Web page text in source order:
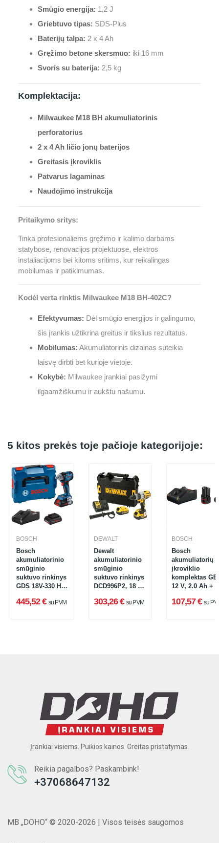
Smūgio energija: 1,2 J
Griebtuvo tipas: SDS-Plus
Baterijų talpa: 2 x 4 Ah
Gręžimo betone skersmuo: iki 16 mm
Svoris su baterija: 2,5 kg
Komplektacija:
Milwaukee M18 BH akumuliatorinis
perforatorius
2 x 4 Ah ličio jonų baterijos
Greitasis įkroviklis
Patvarus lagaminas
Naudojimo instrukcija
Pritaikymo sritys:
Tinka profesionaliems gręžimo ir kalimo darbams
statybose, renovacijos projektuose, elektros
instaliacijoms bei kitoms sritims, kur reikalingas
mobilumas ir patikimumas.
Kodėl verta rinktis Milwaukee M18 BH-402C?
Efektyvumas: Dėl smūgio energijos ir galingumo,
šis įrankis užtikrina greitus ir tikslius rezultatus.
Mobilumas: Akumuliatorinis dizainas suteikia
laisvę dirbti bet kurioje vietoje.
Kokybė: Milwaukee įrankiai pasižymi
ilgaamžiškumu ir aukštu našumu.
5 kitos prekės toje pačioje kategorijoje:
BOSCH
Bosch
akumuliatorinio
smūginio
suktuvo rinkinys
GDS 18V-330 HC
ProCore + GAL
445,52 € su PVM
DEWALT
Dewalt
akumuliatorinio
smūginio
suktuvo rinkinys
DCD996P2, 18 V,
įkroviklis +
303,26 € su PVM
BOSCH
Bosch
akumuliatorių
įkroviklio
komplektas
12 V, 2.0 Ah +
107,57 € su
Įrankiai visiems. Puikios kainos. Greitas pristatymas.
Reikia pagalbos? Paskambink!
+37068647132
MB „DOHO“ © 2020-2026 | Visos teisės saugomos